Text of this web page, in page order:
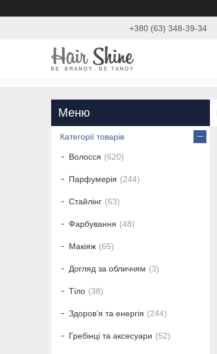
+380 (63) 348-39-34
Категорії товарів
Волосся 620
Парфумерія 244
Стайлінг 63
Фарбування 48
Макіяж 65
Догляд за обличчям 3
Тіло 38
Здоров’я та енергія 244
Гребінці та аксесуари 52